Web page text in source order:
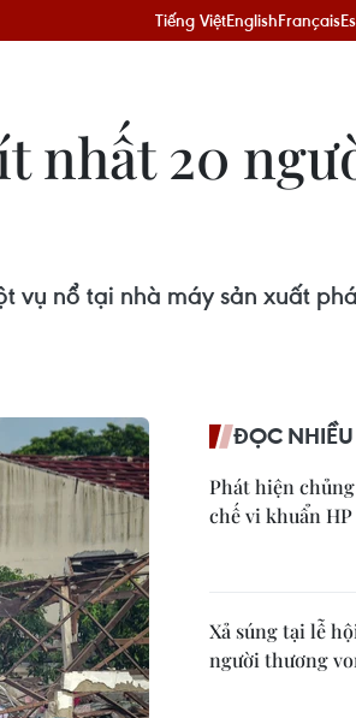
Tiếng ViệtEnglishFrançais
nhất 20
nổ tại nhà máy sản xuất
ĐỌC NHIỀU
Phát hiện
chế vi khuẩn
Xả súng tại lễ
người thương